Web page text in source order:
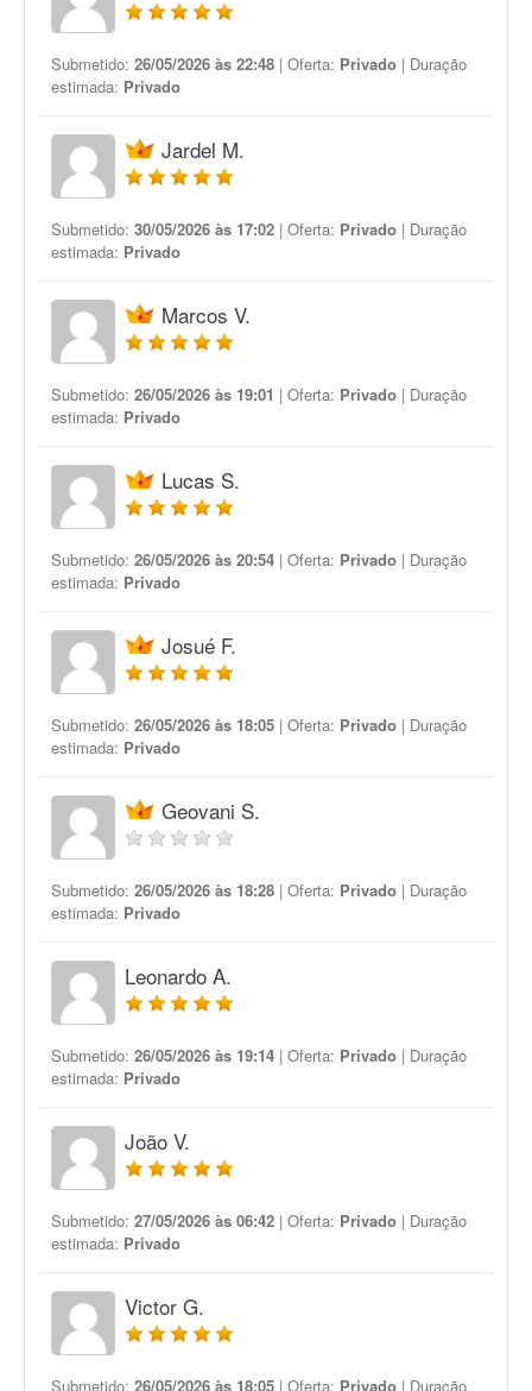
Submetido: 26/05/2026 às 22:48 | Oferta: Privado | Duração
estimada: Privado
Jardel M.
Submetido: 30/05/2026 às 17:02 | Oferta: Privado | Duração
estimada: Privado
Marcos V.
Submetido: 26/05/2026 às 19:01 | Oferta: Privado | Duração
estimada: Privado
Lucas S.
Submetido: 26/05/2026 às 20:54 | Oferta: Privado | Duração
estimada: Privado
Josué F.
Submetido: 26/05/2026 às 18:05 | Oferta: Privado | Duração
estimada: Privado
Geovani S.
Submetido: 26/05/2026 às 18:28 | Oferta: Privado | Duração
estimada: Privado
Leonardo A.
Submetido: 26/05/2026 às 19:14 | Oferta: Privado | Duração
estimada: Privado
João V.
Submetido: 27/05/2026 às 06:42 | Oferta: Privado | Duração
estimada: Privado
Victor G.
Submetido: 26/05/2026 às 18:05 | Oferta: Privado | Duração